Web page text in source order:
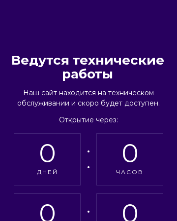
Ведутся технические
работы
Наш сайт находится на техническом
обслуживании и скоро будет доступен.
Открытие через:
0
ДНЕЙ
0
ЧАСОВ
0 0